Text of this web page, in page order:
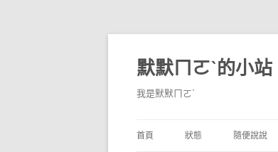
默默ㄇㄛˋ的小站
我是默默ㄇㄛˋ
首頁 狀態 隨便說說